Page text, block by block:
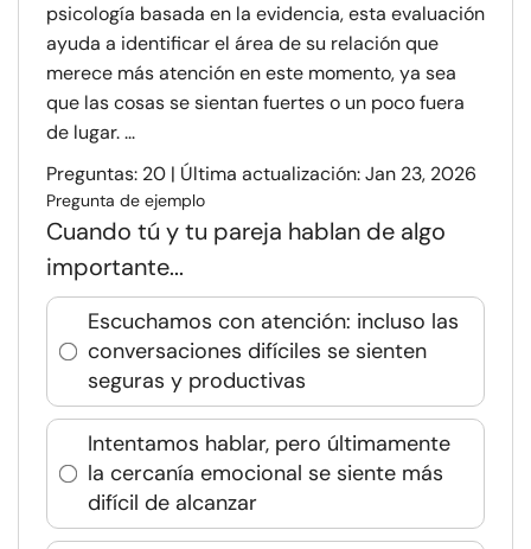
psicología basada en la evidencia, esta evaluación
ayuda a identificar el área de su relación que
merece más atención en este momento, ya sea
que las cosas se sientan fuertes o un poco fuera
de lugar. ...
Preguntas: 20 | Última actualización: Jan 23, 2026
Pregunta de ejemplo
Cuando tú y tu pareja hablan de algo
importante...
Escuchamos con atención: incluso las
conversaciones difíciles se sienten
seguras y productivas
Intentamos hablar, pero últimamente
la cercanía emocional se siente más
difícil de alcanzar